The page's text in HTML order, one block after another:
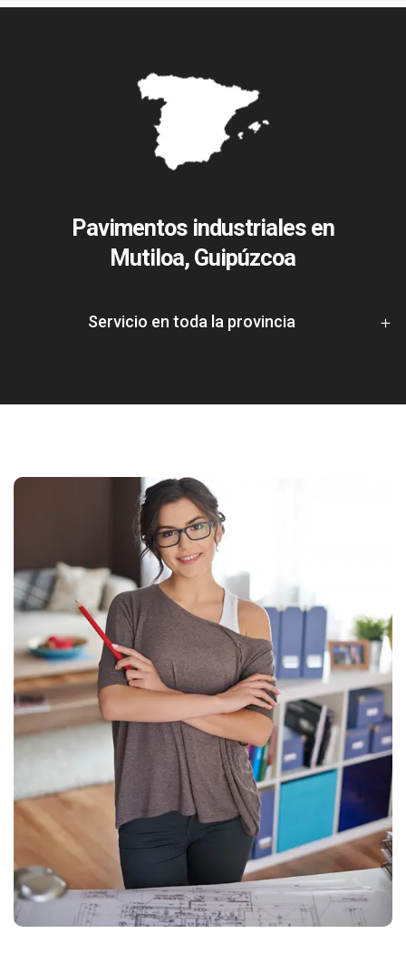
Pavimentos industriales en
Mutiloa, Guipúzcoa
Servicio en toda la provincia